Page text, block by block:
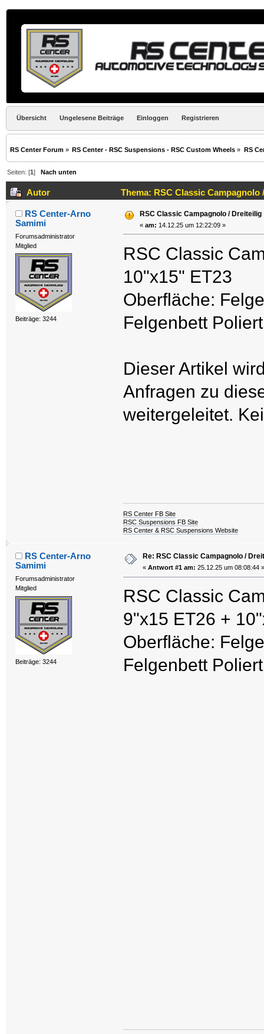
Übersicht Ungelesene Beiträge Einloggen Registrieren
RS Center Forum » RS Center - RSC Suspensions - RSC Custom Wheels » RS
Seiten: [1] Nach unten
Autor Thema: RSC Classic
RS Center-Arno
Samimi
Forumsadministrator
Mitglied
Beiträge: 3244
RSC Classic Campagnolo / Dreiteilig
« am: 14.12.25 um 12:22:09 »
RSC Classic
10"x15" ET23
Oberfläche:
Felgenbett Poliert
Dieser Artikel
Anfragen zu
weitergeleitet.
RS Center FB Site
RSC Suspensions FB Site
RS Center & RSC Suspensions Website
RS Center-Arno
Samimi
Forumsadministrator
Mitglied
Beiträge: 3244
Re: RSC Classic Campagnolo /
« Antwort #1 am: 25.12.25 um 08:08:44 »
RSC Classic
9"x15 ET26 +
Oberfläche:
Felgenbett Poliert